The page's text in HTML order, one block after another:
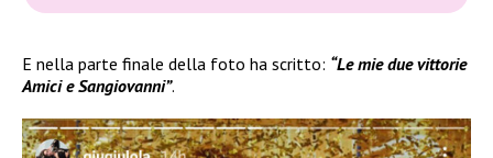
E nella parte finale della foto ha scritto: “Le mie due vittorie
Amici e Sangiovanni”.